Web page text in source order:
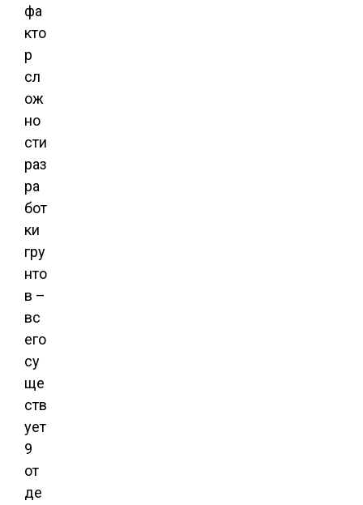
фа
кто
р
сл
ож
но
сти
раз
ра
бот
ки
гру
нто
в –
вс
его
су
ще
ств
ует
9
от
де